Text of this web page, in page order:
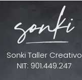
Sonki Taller Creativo
NIT: 901.449.247